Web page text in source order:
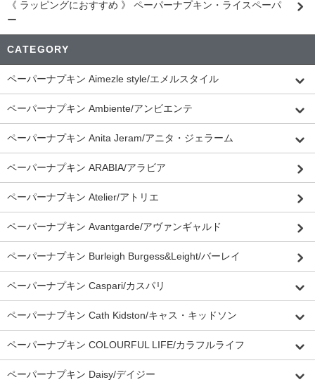
《 ラッピングにおすすめ 》 ペーパーナプキン・ライスペーパ
ー
CATEGORY
ペーパーナプキン Aimezle style/エメルスタイル
ペーパーナプキン Ambiente/アンビエンテ
ペーパーナプキン Anita Jeram/アニタ・ジェラーム
ペーパーナプキン ARABIA/アラビア
ペーパーナプキン Atelier/アトリエ
ペーパーナプキン Avantgarde/アヴァンギャルド
ペーパーナプキン Burleigh Burgess&Leight/バーレイ
ペーパーナプキン Caspari/カスパリ
ペーパーナプキン Cath Kidston/キャス・キッドソン
ペーパーナプキン COLOURFUL LIFE/カラフルライフ
ペーパーナプキン Daisy/デイジー